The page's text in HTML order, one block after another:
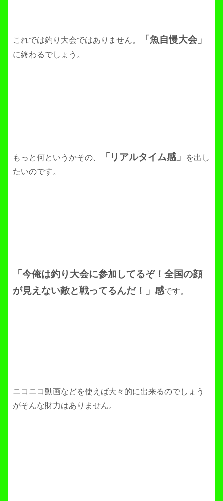
これでは釣り大会ではありません。 「魚自慢大会」
に終わるでしょう。
もっと何というかその、 「リアルタイム感」
を出し
たいのです。
「今俺は釣り大会に参加してるぞ！全国の顔
が見えない敵と戦ってるんだ！」感です。
ニコニコ動画などを使えば大々的に出来るのでしょう
がそんな財力はありません。